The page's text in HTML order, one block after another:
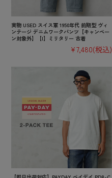
実物 USED スイス軍 1950年代 前期型 ヴィ
ンテージ デニムワークパンツ【キャンペー
ン対象外】【I】ミリタリー 古着
¥7,480(税込)